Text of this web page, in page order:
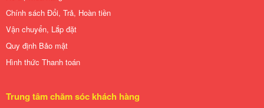
Chính sách Đổi, Trả, Hoàn tiền
Vận chuyển, Lắp đặt
Quy định Bảo mật
Hình thức Thanh toán
Trung tâm chăm sóc khách hàng